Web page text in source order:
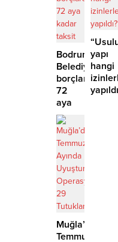
Bodrum
borçlara
72
aya
kadar
taksit
yapı
hangi
Muğla’da
Temmuz